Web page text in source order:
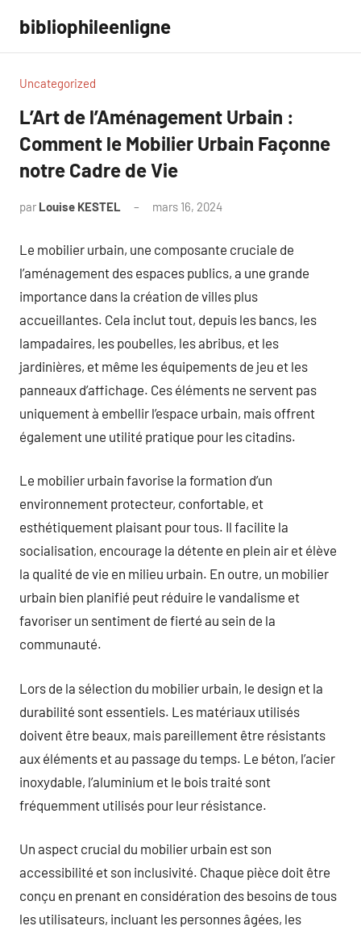
contenu
bibliophileenligne
Uncategorized
L’Art de l’Aménagement Urbain :
Comment le Mobilier Urbain Façonne
notre Cadre de Vie
par Louise KESTEL mars 16, 2024
Le mobilier urbain, une composante cruciale de
l’aménagement des espaces publics, a une grande
importance dans la création de villes plus
accueillantes. Cela inclut tout, depuis les bancs, les
lampadaires, les poubelles, les abribus, et les
jardinières, et même les équipements de jeu et les
panneaux d’affichage. Ces éléments ne servent pas
uniquement à embellir l’espace urbain, mais offrent
également une utilité pratique pour les citadins.
Le mobilier urbain favorise la formation d’un
environnement protecteur, confortable, et
esthétiquement plaisant pour tous. Il facilite la
socialisation, encourage la détente en plein air et élève
la qualité de vie en milieu urbain. En outre, un mobilier
urbain bien planifié peut réduire le vandalisme et
favoriser un sentiment de fierté au sein de la
communauté.
Lors de la sélection du mobilier urbain, le design et la
durabilité sont essentiels. Les matériaux utilisés
doivent être beaux, mais pareillement être résistants
aux éléments et au passage du temps. Le béton, l’acier
inoxydable, l’aluminium et le bois traité sont
fréquemment utilisés pour leur résistance.
Un aspect crucial du mobilier urbain est son
accessibilité et son inclusivité. Chaque pièce doit être
conçu en prenant en considération des besoins de tous
les utilisateurs, incluant les personnes âgées, les